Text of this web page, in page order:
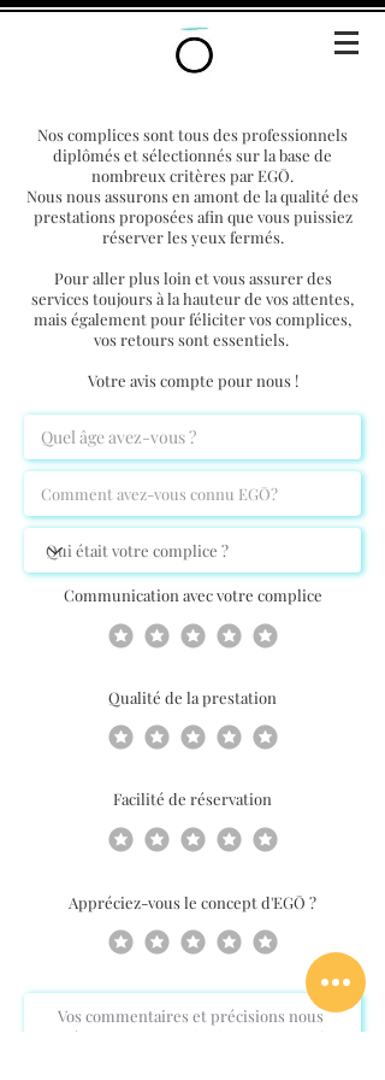
Nos complices sont tous des professionnels
diplômés et sélectionnés sur la base de
nombreux critères par EGŌ.
Nous nous assurons en amont de la qualité des
prestations proposées afin que vous puissiez
réserver les yeux fermés.
Pour aller plus loin et vous assurer des
services toujours à la hauteur de vos attentes,
mais également pour féliciter vos complices,
vos retours sont essentiels.
Votre avis compte pour nous !
Communication avec votre complice
Qualité de la prestation
Facilité de réservation
Appréciez-vous le concept d'EGŌ ?